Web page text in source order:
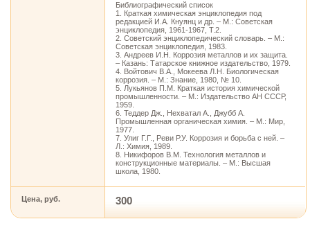
Библиографический список
1. Краткая химическая энциклопедия под
редакцией И.А. Кнуянц и др. – М.: Советская
энциклопедия, 1961-1967, Т.2.
2. Советский энциклопедический словарь. – М.:
Советская энциклопедия, 1983.
3. Андреев И.Н. Коррозия металлов и их защита.
– Казань: Татарское книжное издательство, 1979.
4. Войтович В.А., Мокеева Л.Н. Биологическая
коррозия. – М.: Знание, 1980, № 10.
5. Лукьянов П.М. Краткая история химической
промышленности. – М.: Издательство АН СССР,
1959.
6. Теддер Дж., Нехватал А., Джубб А.
Промышленная органическая химия. – М.: Мир,
1977.
7. Улиг Г.Г., Реви Р.У. Коррозия и борьба с ней. –
Л.: Химия, 1989.
8. Никифоров В.М. Технология металлов и
конструкционные материалы. – М.: Высшая
школа, 1980.
Цена, руб. 300